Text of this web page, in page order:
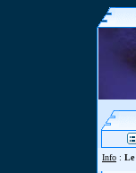
Info : Le